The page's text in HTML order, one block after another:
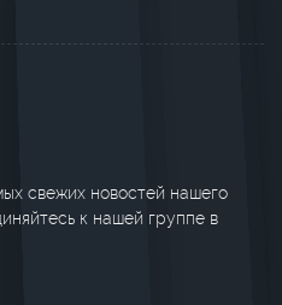
свежих новостей нашего
к нашей группе в